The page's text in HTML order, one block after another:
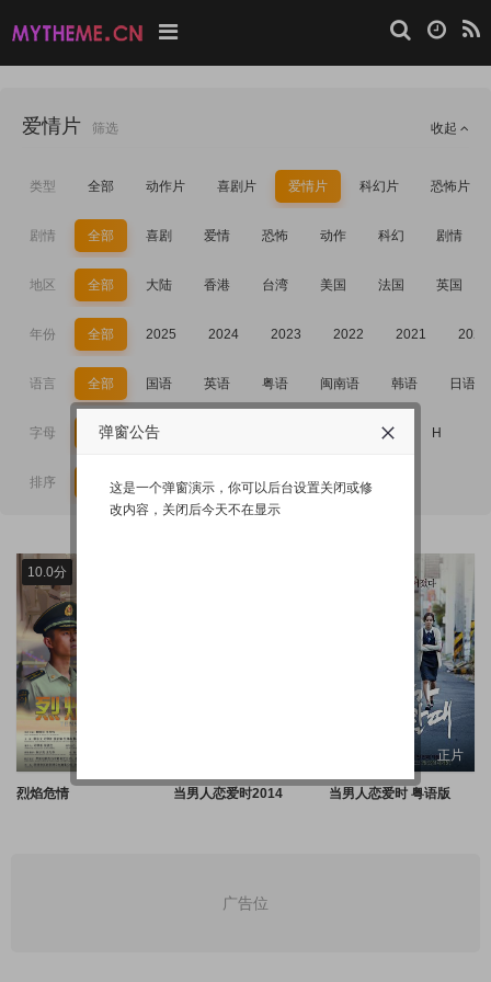
收起
爱情片 筛选
类型 全部 动作片 喜剧片 爱情片 科幻片 恐怖片
剧情 全部 喜剧 爱情 恐怖 动作 科幻 剧情
地区 全部 大陆 香港 台湾 美国 法国 英国
年份 全部 2025 2024 2023 2022 2021 2020
语言 全部 国语 英语 粤语 闽南语 韩语 日语
字母 全部 A G H
排序 时间 人气 评分
10.0分
烈焰危情 当男人恋爱时2014
正片
当男人恋爱时 粤语版
广告位
弹窗公告
这是一个弹窗演示，你可以后台设置关闭或修
改内容，关闭后今天不在显示